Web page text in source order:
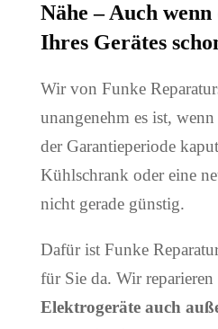
Nähe –Auch
Ihres Gerätes
Wir von Funke
unangenehm es ist,
der Garantieperiode
Kühlschrank oder eine
nicht gerade günstig.
Dafür ist Funke
für Sie da. Wir reparieren
Elektrogeräte auch